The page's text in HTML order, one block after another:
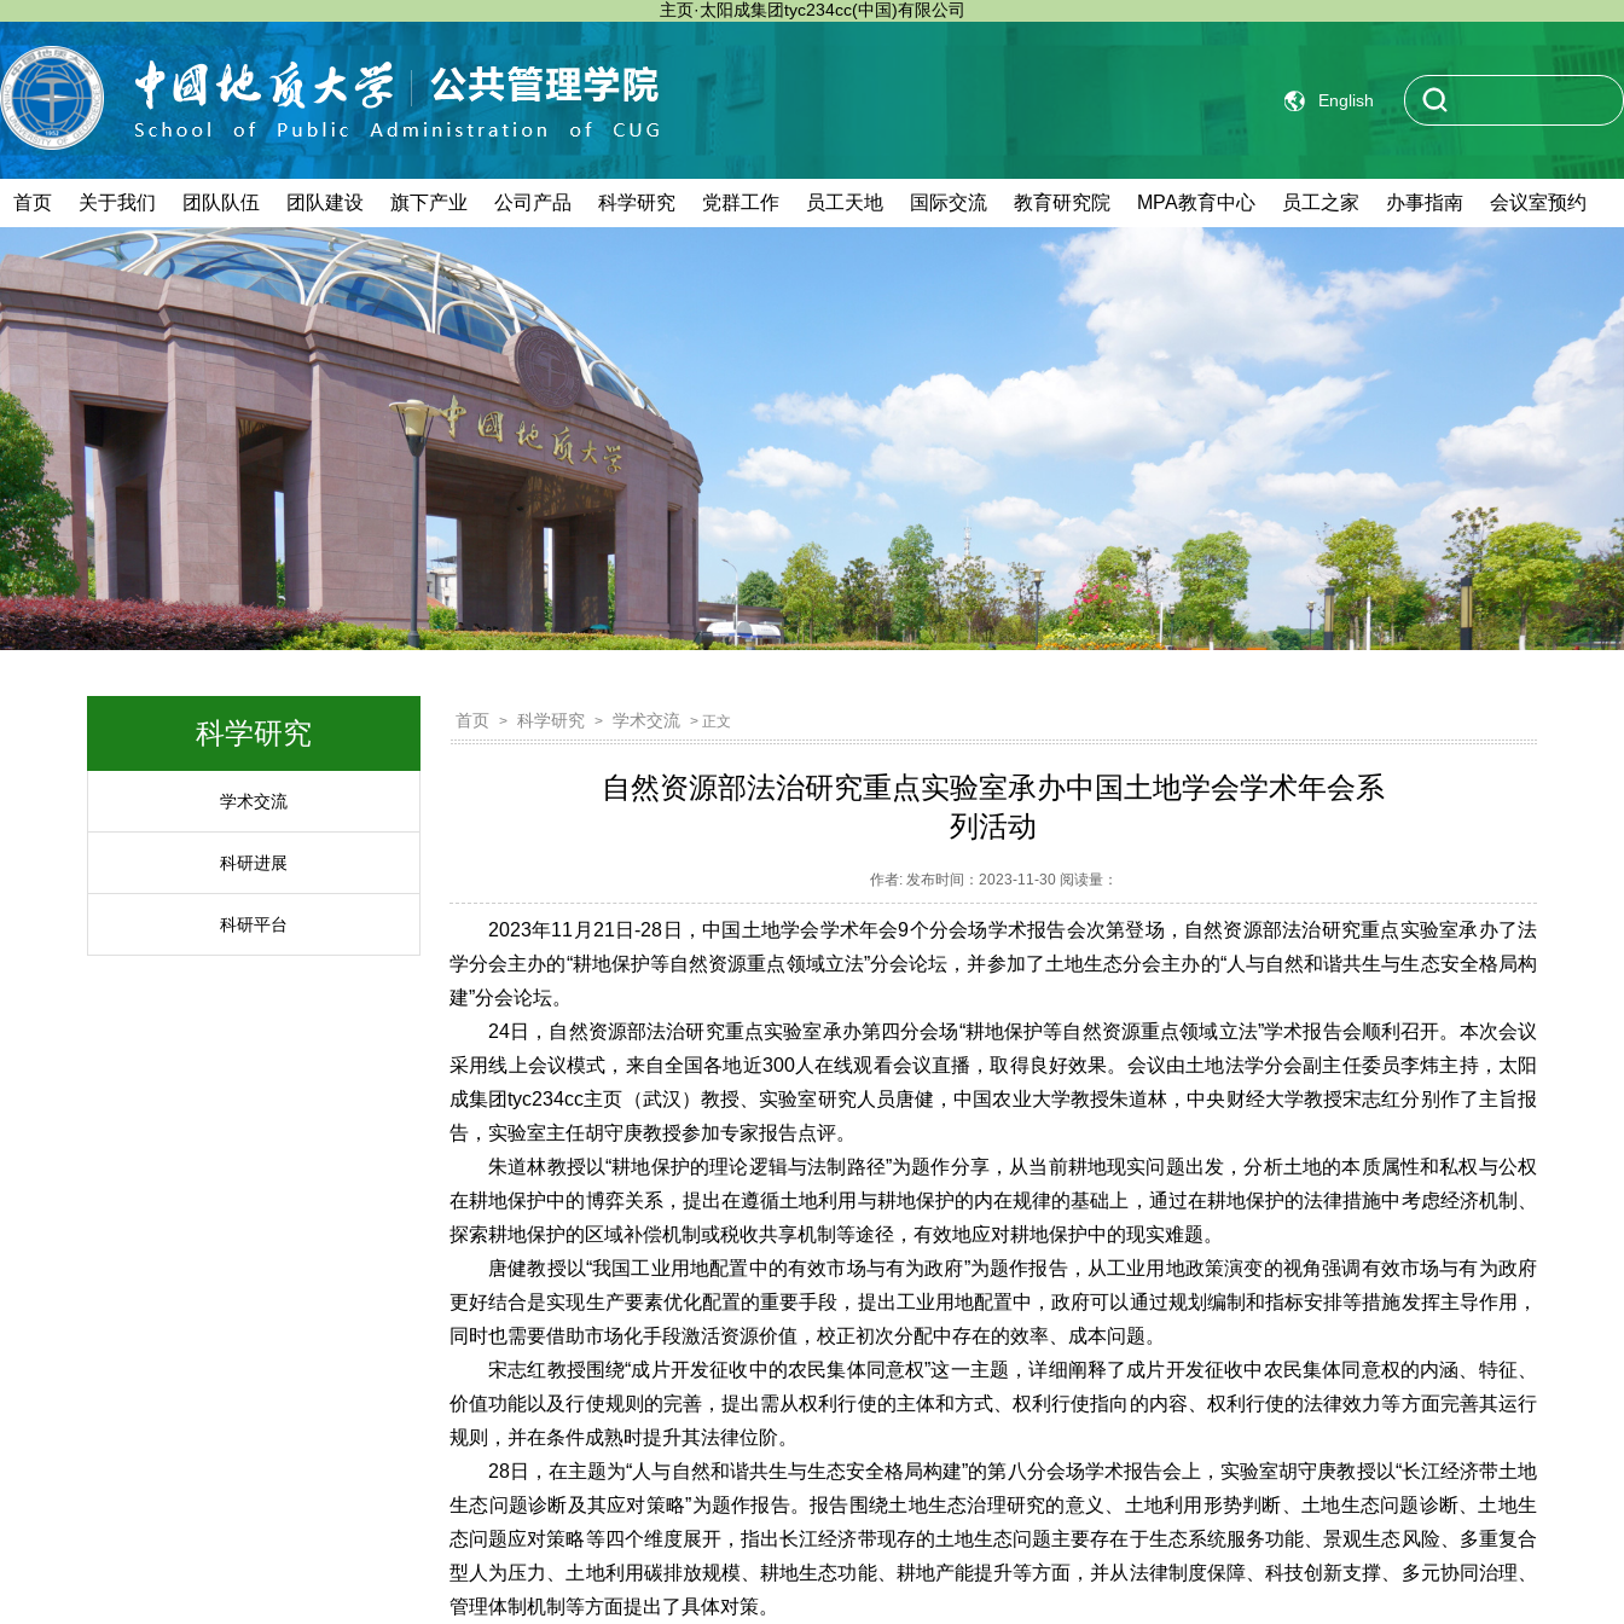
主页·太阳成集团tyc234cc(中国)有限公司
English
首页 关于我们 团队队伍 团队建设 旗下产业 公司产品 科学研究 党群工作 员工天地 国际交流 教育研究院 MPA教育中心 员工之家 办事指南 会议室预约
科学研究
学术交流
科研进展
科研平台
首页 > 科学研究 > 学术交流 > 正文
自然资源部法治研究重点实验室承办中国土地学会学术年会系
列活动
作者: 发布时间：2023-11-30 阅读量：
2023年11月21日-28日，中国土地学会学术年会9个分会场学术报告会次第登场，自然资源部法治研究重点实验室承办了法
学分会主办的“耕地保护等自然资源重点领域立法”分会论坛，并参加了土地生态分会主办的“人与自然和谐共生与生态安全格局构
建”分会论坛。
24日，自然资源部法治研究重点实验室承办第四分会场“耕地保护等自然资源重点领域立法”学术报告会顺利召开。本次会议
采用线上会议模式，来自全国各地近300人在线观看会议直播，取得良好效果。会议由土地法学分会副主任委员李炜主持，太阳
成集团tyc234cc主页（武汉）教授、实验室研究人员唐健，中国农业大学教授朱道林，中央财经大学教授宋志红分别作了主旨报
告，实验室主任胡守庚教授参加专家报告点评。
朱道林教授以“耕地保护的理论逻辑与法制路径”为题作分享，从当前耕地现实问题出发，分析土地的本质属性和私权与公权
在耕地保护中的博弈关系，提出在遵循土地利用与耕地保护的内在规律的基础上，通过在耕地保护的法律措施中考虑经济机制、
探索耕地保护的区域补偿机制或税收共享机制等途径，有效地应对耕地保护中的现实难题。
唐健教授以“我国工业用地配置中的有效市场与有为政府”为题作报告，从工业用地政策演变的视角强调有效市场与有为政府
更好结合是实现生产要素优化配置的重要手段，提出工业用地配置中，政府可以通过规划编制和指标安排等措施发挥主导作用，
同时也需要借助市场化手段激活资源价值，校正初次分配中存在的效率、成本问题。
宋志红教授围绕“成片开发征收中的农民集体同意权”这一主题，详细阐释了成片开发征收中农民集体同意权的内涵、特征、
价值功能以及行使规则的完善，提出需从权利行使的主体和方式、权利行使指向的内容、权利行使的法律效力等方面完善其运行
规则，并在条件成熟时提升其法律位阶。
28日，在主题为“人与自然和谐共生与生态安全格局构建”的第八分会场学术报告会上，实验室胡守庚教授以“长江经济带土地
生态问题诊断及其应对策略”为题作报告。报告围绕土地生态治理研究的意义、土地利用形势判断、土地生态问题诊断、土地生
态问题应对策略等四个维度展开，指出长江经济带现存的土地生态问题主要存在于生态系统服务功能、景观生态风险、多重复合
型人为压力、土地利用碳排放规模、耕地生态功能、耕地产能提升等方面，并从法律制度保障、科技创新支撑、多元协同治理、
管理体制机制等方面提出了具体对策。